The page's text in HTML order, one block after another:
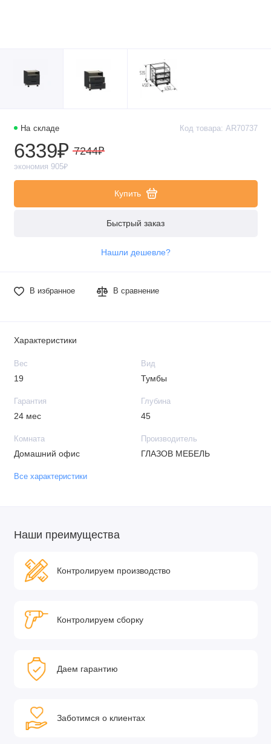
На складе Код товара: AR70737
6339₽ 7244₽
экономия 905₽
Купить
Быстрый заказ
Нашли дешевле?
В избранное В сравнение
Характеристики
Вес
19
Вид
Тумбы
Гарантия
24 мес
Глубина
45
Комната
Домашний офис
Производитель
ГЛАЗОВ МЕБЕЛЬ
Все характеристики
Наши преимущества
Контролируем производство
Контролируем сборку
Даем гарантию
Заботимся о клиентах